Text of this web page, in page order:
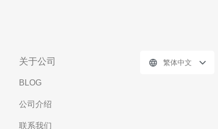
关于公司
BLOG
公司介绍
联系我们
繁体中文